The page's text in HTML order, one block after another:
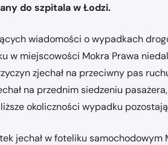
do szpitala w Łodzi.
wiadomości o wypadkach
w miejscowości Mokra Prawa
zjechał na przeciwny pas
na przednim siedzeniu
okoliczności wypadku
jechał w foteliku